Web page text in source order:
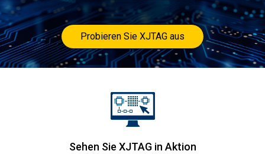
Probieren Sie XJTAG aus
Sehen Sie XJTAG in Aktion